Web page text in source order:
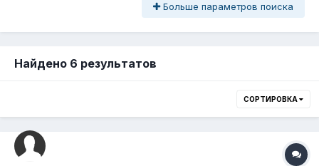
Больше параметров поиска
Найдено 6 результатов
СОРТИРОВКА